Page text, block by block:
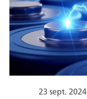
23 sept. 2024